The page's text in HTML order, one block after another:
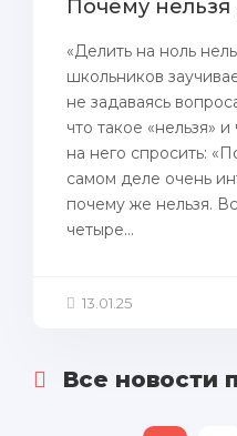
Почему нельзя
«Делить на ноль
школьников
не задаваясь
что такое «нельзя»
на него спросить:
самом деле очень
почему же нельзя.
четыре...
13.01.25
Все новости